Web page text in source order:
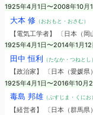
1925年4月1日〜2008年10月
大本 修（おおもと・おさむ）
【電気工学者】 〔日本（岡
1925年4月1日〜2014年1月12
田中 恒利 （たなか・つねとし）
【政治家】 〔日本（愛媛県
1925年4月1日〜2016年10月
毒島 邦雄（ぶすじま・くにお）
【経営者】 〔日本（群馬